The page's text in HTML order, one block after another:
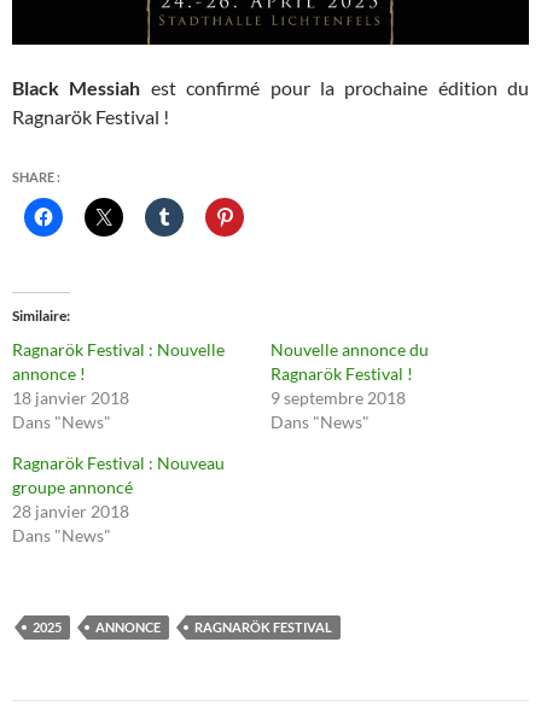
Black Messiah est confirmé pour la prochaine édition du
Ragnarök Festival !
SHARE :
Similaire
Ragnarök Festival : Nouvelle
annonce !
18 janvier 2018
Dans "News"
Nouvelle annonce du
Ragnarök Festival !
9 septembre 2018
Dans "News"
Ragnarök Festival : Nouveau
groupe annoncé
28 janvier 2018
Dans "News"
2025 ANNONCE RAGNARÖK FESTIVAL